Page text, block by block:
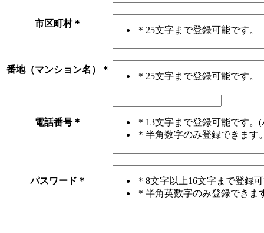
市区町村＊
＊25文字まで登録可能です。
番地（マンション名） ＊
＊25文字まで登録可能です。
電話番号 ＊
＊13文字まで登録可能です。
＊半角数字のみ登録できます
パスワード ＊
＊8文字以上16文字まで登録
＊半角英数字のみ登録できま